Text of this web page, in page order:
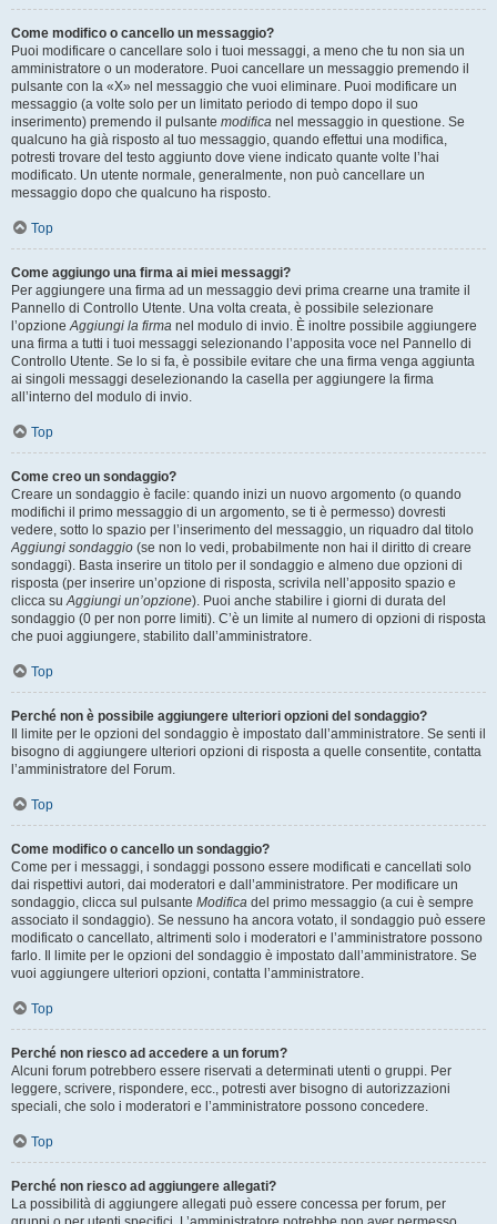
Come modifico o cancello un messaggio?
Puoi modificare o cancellare solo i tuoi messaggi, a meno che tu non sia un
amministratore o un moderatore. Puoi cancellare un messaggio premendo il
pulsante con la «X» nel messaggio che vuoi eliminare. Puoi modificare un
messaggio (a volte solo per un limitato periodo di tempo dopo il suo
inserimento) premendo il pulsante modifica nel messaggio in questione. Se
qualcuno ha già risposto al tuo messaggio, quando effettui una modifica,
potresti trovare del testo aggiunto dove viene indicato quante volte l’hai
modificato. Un utente normale, generalmente, non può cancellare un
messaggio dopo che qualcuno ha risposto.
Top
Come aggiungo una firma ai miei messaggi?
Per aggiungere una firma ad un messaggio devi prima crearne una tramite il
Pannello di Controllo Utente. Una volta creata, è possibile selezionare
l’opzioneAggiungi la firma nel modulo di invio. È inoltre possibile aggiungere
una firma a tutti i tuoi messaggi selezionando l’apposita voce nel Pannello di
Controllo Utente. Se lo si fa, è possibile evitare che una firma venga aggiunta
ai singoli messaggi deselezionando la casella per aggiungere la firma
all’interno del modulo di invio.
Top
Come creo un sondaggio?
Creare un sondaggio è facile: quando inizi un nuovo argomento (o quando
modifichi il primo messaggio di un argomento, se ti è permesso) dovresti
vedere, sotto lo spazio per l’inserimento del messaggio, un riquadro dal titolo
Aggiungi sondaggio (se non lo vedi, probabilmente non hai il diritto di creare
sondaggi). Basta inserire un titolo per il sondaggio e almeno due opzioni di
risposta (per inserire un’opzione di risposta, scrivila nell’apposito spazio e
clicca suAggiungi un’opzione). Puoi anche stabilire i giorni di durata del
sondaggio (0 per non porre limiti). C’è un limite al numero di opzioni di risposta
che puoi aggiungere, stabilito dall’amministratore.
Top
Perché non è possibile aggiungere ulteriori opzioni del sondaggio?
Il limite per le opzioni del sondaggio è impostato dall’amministratore. Se senti il
bisogno di aggiungere ulteriori opzioni di risposta a quelle consentite, contatta
l’amministratore del Forum.
Top
Come modifico o cancello un sondaggio?
Come per i messaggi, i sondaggi possono essere modificati e cancellati solo
dai rispettivi autori, dai moderatori e dall’amministratore. Per modificare un
sondaggio, clicca sul pulsante Modifica del primo messaggio (a cui è sempre
associato il sondaggio). Se nessuno ha ancora votato, il sondaggio può essere
modificato o cancellato, altrimenti solo i moderatori e l’amministratore possono
farlo. Il limite per le opzioni del sondaggio è impostato dall’amministratore. Se
vuoi aggiungere ulteriori opzioni, contatta l’amministratore.
Top
Perché non riesco ad accedere a un forum?
Alcuni forum potrebbero essere riservati a determinati utenti o gruppi. Per
leggere, scrivere, rispondere, ecc., potresti aver bisogno di autorizzazioni
speciali, che solo i moderatori e l’amministratore possono concedere.
Top
Perché non riesco ad aggiungere allegati?
La possibilità di aggiungere allegati può essere concessa per forum, per